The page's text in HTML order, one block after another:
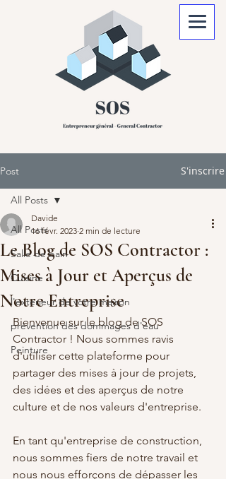
Post S'inscrire
All Posts
Salle de bain
Cuisine
l'extérieur de votre maison
prévention des dommages d'eau
Peinture
All Posts
Le Blog de SOS Contractor :
Mises à Jour et Aperçus de
Notre Entreprise
Davide
16 févr. 2023 2 min de lecture
Bienvenue sur le blog de SOS
Contractor ! Nous sommes ravis
d'utiliser cette plateforme pour
partager des mises à jour de projets,
des idées et des aperçus de notre
culture et de nos valeurs d'entreprise.
En tant qu'entreprise de construction,
nous sommes fiers de notre travail et
nous nous efforçons de dépasser les